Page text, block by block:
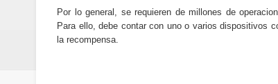
Aplicaciones de salud:
Por lo general, se requieren de millones de
Para ello, debe contar con uno o varios dispositivos
la recompensa.